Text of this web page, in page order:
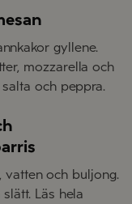
gyllene.
mozzarella och
och peppra.
vatten och buljong.
Läs hela